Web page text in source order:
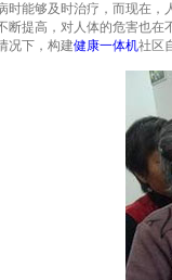
够及时治疗，而现在，
断提高，对人体的危害也
况下，构建健康一体机社区